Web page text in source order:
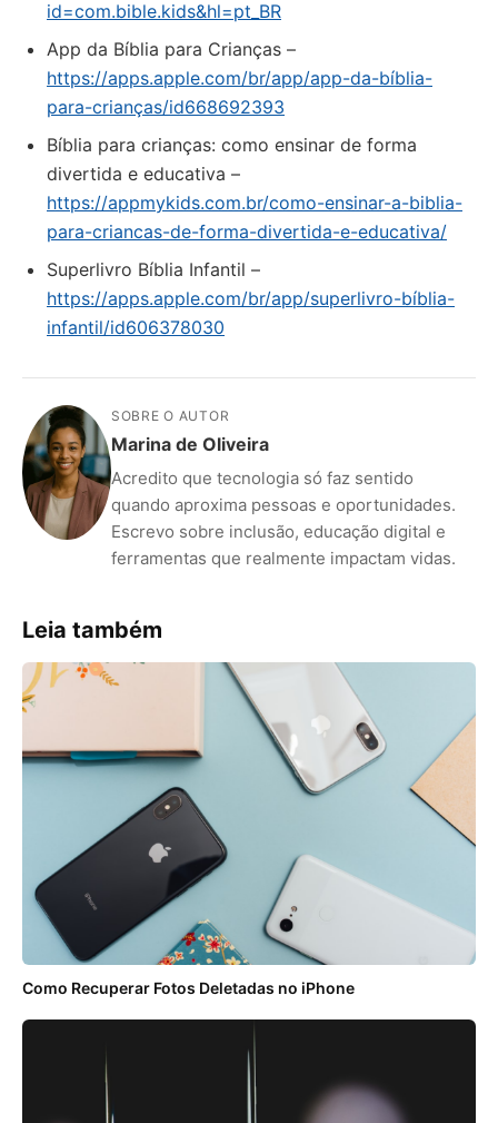
id=com.bible.kids&hl=pt_BR
‎App da Bíblia para Crianças –
https://apps.apple.com/br/app/app-da-bíblia-
para-crianças/id668692393
Bíblia para crianças: como ensinar de forma
divertida e educativa –
https://appmykids.com.br/como-ensinar-a-biblia-
para-criancas-de-forma-divertida-e-educativa/
‎Superlivro Bíblia Infantil –
https://apps.apple.com/br/app/superlivro-bíblia-
infantil/id606378030
SOBRE O AUTOR
Marina de Oliveira
Acredito que tecnologia só faz sentido
quando aproxima pessoas e oportunidades.
Escrevo sobre inclusão, educação digital e
ferramentas que realmente impactam vidas.
Leia também
Como Recuperar Fotos Deletadas no iPhone